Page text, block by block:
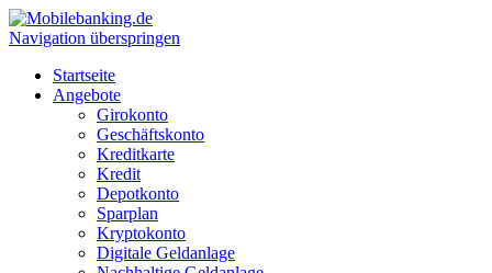
Navigation überspringen
Startseite
Angebote
Girokonto
Geschäftskonto
Kreditkarte
Kredit
Depotkonto
Sparplan
Kryptokonto
Digitale Geldanlage